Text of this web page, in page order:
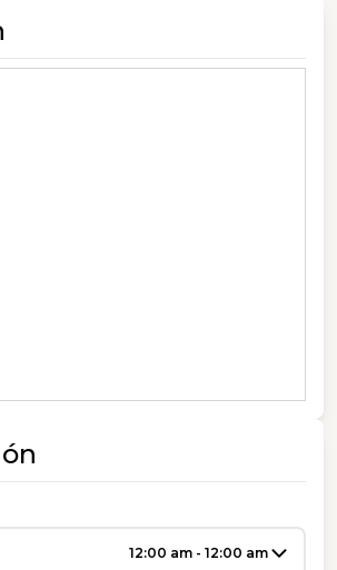
12:00 am - 12:00 am